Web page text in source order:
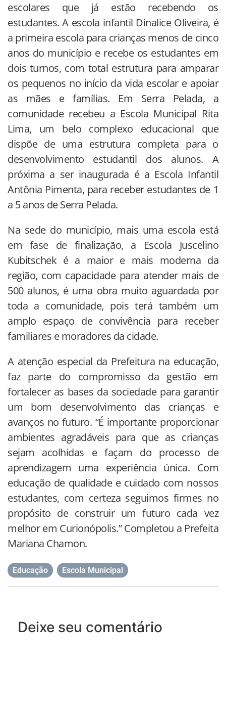
escolares que já estão recebendo os
estudantes. A escola infantil Dinalice Oliveira, é
a primeira escola para crianças menos de cinco
anos do município e recebe os estudantes em
dois turnos, com total estrutura para amparar
os pequenos no início da vida escolar e apoiar
as mães e famílias. Em Serra Pelada, a
comunidade recebeu a Escola Municipal Rita
Lima, um belo complexo educacional que
dispõe de uma estrutura completa para o
desenvolvimento estudantil dos alunos. A
próxima a ser inaugurada é a Escola Infantil
Antônia Pimenta, para receber estudantes de 1
a 5 anos de Serra Pelada.
Na sede do município, mais uma escola está
em fase de finalização, a Escola Juscelino
Kubitschek é a maior e mais moderna da
região, com capacidade para atender mais de
500 alunos, é uma obra muito aguardada por
toda a comunidade, pois terá também um
amplo espaço de convivência para receber
familiares e moradores da cidade.
A atenção especial da Prefeitura na educação,
faz parte do compromisso da gestão em
fortalecer as bases da sociedade para garantir
um bom desenvolvimento das crianças e
avanços no futuro. “É importante proporcionar
ambientes agradáveis para que as crianças
sejam acolhidas e façam do processo de
aprendizagem uma experiência única. Com
educação de qualidade e cuidado com nossos
estudantes, com certeza seguimos firmes no
propósito de construir um futuro cada vez
melhor em Curionópolis.” Completou a Prefeita
Mariana Chamon.
Educação Escola Municipal
Deixe seu comentário